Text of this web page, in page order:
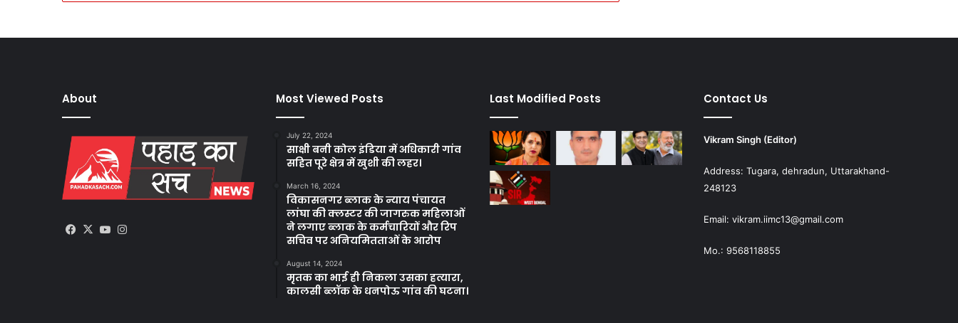
About
Facebook
X YouTube
Most Viewed Posts
July 22, 2024
साक्षी बनी कोल इंडिया में अधिकारी गांव
सहित पूरे क्षेत्र में खुशी की लहर।
March 16, 2024
विकासनगर ब्लाक के न्याय पंचायत
लांघा की क्लस्टर की जागरुक महिलाओं
ने लगाए ब्लाक के कर्मचारियों और रिप
सचिव पर अनियमितताओं के आरोप
August 14, 2024
मृतक का भाई ही निकला उसका हत्यारा,
कालसी ब्लॉक के धनपोऊ गांव की घटना।
Last Modified Posts Contact Us
Vikram Singh (Editor)
Address: Tugara, dehradun, Uttarakhand-
248123
Email: vikram.iimc13@gmail.com
Mo.: 9568118855